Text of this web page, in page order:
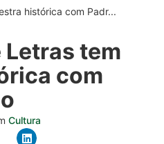
histórica com Padr...
Letras tem
com
Cultura